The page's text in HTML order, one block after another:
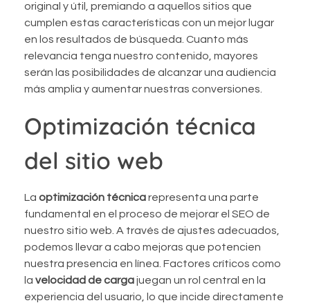
original y útil, premiando a aquellos sitios que
cumplen estas características con un mejor lugar
en los resultados de búsqueda. Cuanto más
relevancia tenga nuestro contenido, mayores
serán las posibilidades de alcanzar una audiencia
más amplia y aumentar nuestras conversiones.
Optimización técnica
del sitio web
La optimización técnicarepresenta una parte
fundamental en el proceso de mejorar el SEO de
nuestro sitio web. A través de ajustes adecuados,
podemos llevar a cabo mejoras que potencien
nuestra presencia en línea. Factores críticos como
la velocidad de cargajuegan un rol central en la
experiencia del usuario, lo que incide directamente